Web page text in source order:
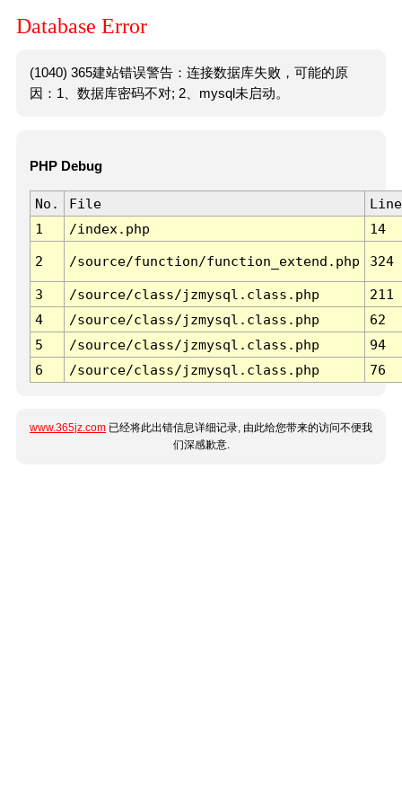
Database Error
(1040) 365建站错误警告：连接数据库失败，可能的原
因：1、数据库密码不对; 2、mysql未启动。
PHP Debug
No. File
Line
1
/index.php 14
2 /source/function/function_extend.php 324
3 /source/class/jzmysql.class.php
211
4
/source/class/jzmysql.class.php
62
5
/source/class/jzmysql.class.php
94
6
/source/class/jzmysql.class.php 76
www.365jz.com 已经将此出错信息详细记录, 由此给您带来的访问不便我
们深感歉意.